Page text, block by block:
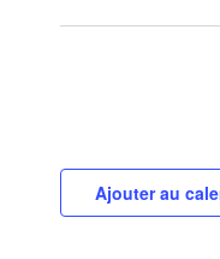
Ajouter au